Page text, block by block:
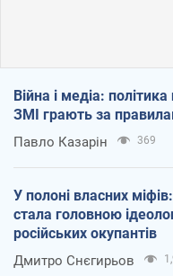
Війна і медіа:
ЗМІ грають за
Павло Казарін 369
У полоні власних
стала головною
російських окупантів
Дмитро Снєгирьов